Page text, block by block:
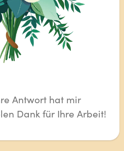
Antwort hat mir
Dank für Ihre Arbeit!